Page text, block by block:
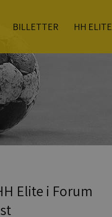
BILLETTER HH ELITE
Elite i Forum